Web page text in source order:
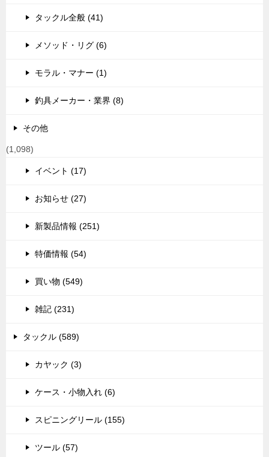
タックル全般 (41)
メソッド・リグ (6)
モラル・マナー (1)
釣具メーカー・業界 (8)
その他
(1,098)
イベント (17)
お知らせ (27)
新製品情報 (251)
特価情報 (54)
買い物 (549)
雑記 (231)
タックル (589)
カヤック (3)
ケース・小物入れ (6)
スピニングリール (155)
ツール (57)